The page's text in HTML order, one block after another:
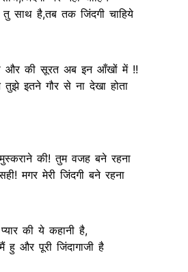
साथ है,तब तक जिंदगी चाहिये
और की सूरत अब इन आँखों में !!
इतने गौर से ना देखा होता
की! तुम वजह बने रहना
मगर मेरी जिंदगी बने रहना
की ये कहानी है,
हु और पूरी जिंदागाजी है